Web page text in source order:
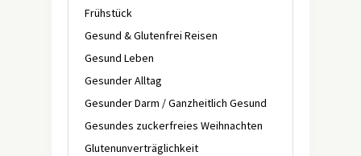
Frühstück
Gesund & Glutenfrei Reisen
Gesund Leben
Gesunder Alltag
Gesunder Darm / Ganzheitlich Gesund
Gesundes zuckerfreies Weihnachten
Glutenunverträglichkeit